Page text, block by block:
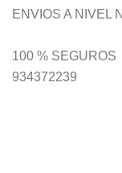
ENVIOS A NIVEL
100 % SEGUROS
934372239